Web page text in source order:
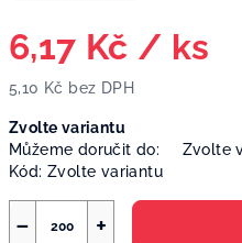
6,17 Kč / ks
5,10 Kč bez DPH
cena:
Zvolte variantu
Můžeme doručit do:
Zvolte
Kód: Zvolte variantu
+
−